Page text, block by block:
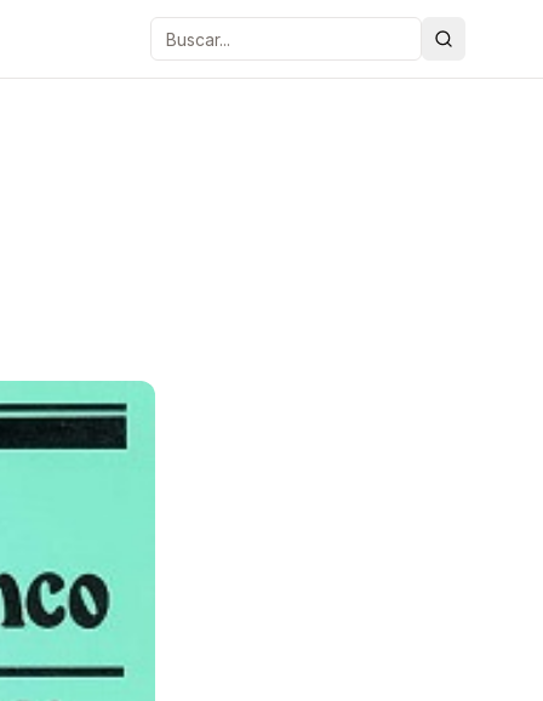
Buscar